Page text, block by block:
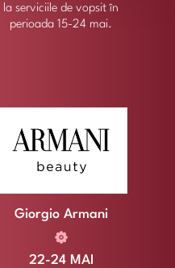
la serviciile de vopsit în
perioada 15-24 mai.
Giorgio Armani
22-24 MAI